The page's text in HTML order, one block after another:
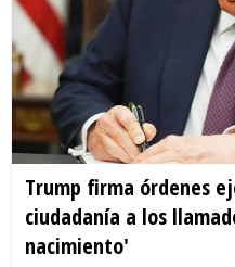
Trump firma órdenes
ciudadanía a los
nacimiento'